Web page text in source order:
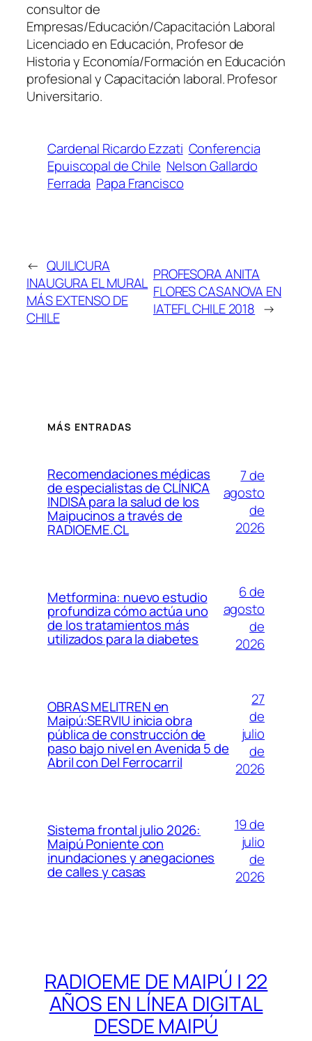
consultor de
Empresas/Educación/Capacitación Laboral
Licenciado en Educación, Profesor de
Historia y Economía/Formación en Educación
profesional y Capacitación laboral. Profesor
Universitario.
Cardenal Ricardo Ezzati Conferencia
Epuiscopal de Chile Nelson Gallardo
Ferrada Papa Francisco
← QUILICURA
INAUGURA EL MURAL
MÁS EXTENSO DE
CHILE
PROFESORA ANITA
FLORES CASANOVA EN
IATEFL CHILE 2018 →
MÁS ENTRADAS
Recomendaciones médicas
de especialistas de CLÍNICA
INDISA para la salud de los
Maipucinos a través de
RADIOEME.CL
7 de
agosto
de
2026
Metformina: nuevo estudio
profundiza cómo actúa uno
de los tratamientos más
utilizados para la diabetes
6 de
agosto
de
2026
OBRAS MELITREN en
Maipú:SERVIU inicia obra
pública de construcción de
paso bajo nivel en Avenida 5 de
Abril con Del Ferrocarril
27
de
julio
de
2026
Sistema frontal julio 2026:
Maipú Poniente con
inundaciones y anegaciones
de calles y casas
19 de
julio
de
2026
RADIOEME DE MAIPÚ | 22
AÑOS EN LÍNEA DIGITAL
DESDE MAIPÚ